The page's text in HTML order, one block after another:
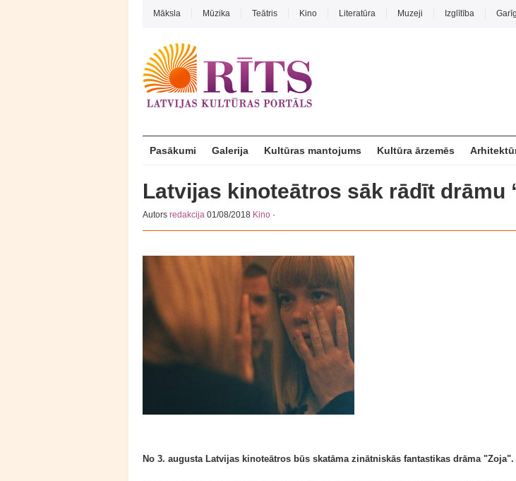
Māksla Mūzika Teātris Kino Literatūra Muzeji Izglītība
Pasākumi Galerija Kultūras mantojums Kultūra ārzemēs
Latvijas kinoteātros sāk rādīt drāmu
Autors redakcija 01/08/2018 Kino ·
No 3. augusta Latvijas kinoteātros būs skatāma zinātniskās fantastikas drāma "Zoja".